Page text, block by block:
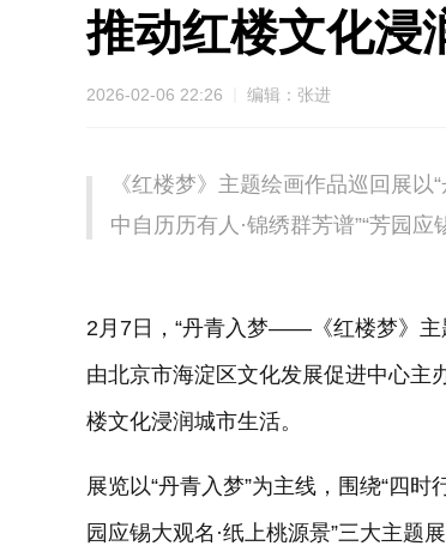
推动红楼文化浸
2026-02-06 22:26 编辑：张进
《红楼梦》主题绘画作品巡回展以
中自历历有人·锦绣群芳谱”“芳园应
2月7日，“丹青入梦——《红楼梦》主
由北京市海淀区文化发展促进中心主
楼文化浸润城市生活。
展览以“丹青入梦”为主线，围绕“四时
园应锡大观名·纸上桃源景”三大主题